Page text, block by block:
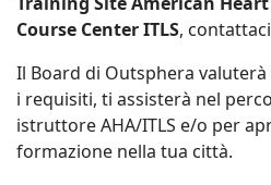
Course Center ITLS,
Il Board di Outsphera valuterà
i requisiti, ti assisterà nel
istruttore AHA/ITLS e/o per
formazione nella tua città.